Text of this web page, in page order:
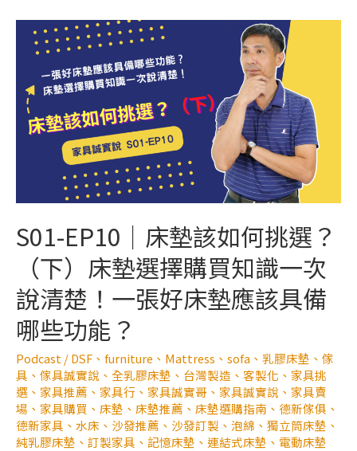
S01-EP10｜床墊該如何挑選？
（下）床墊選擇購買知識一次
說清楚！一張好床墊應該具備
哪些功能？
Podcast /DSF 、 furniture 、 Mattress 、 sofa 、 乳膠床墊 、 傢
具 、 傢具誠實說 、 全乳膠床墊 、 台灣製造 、 客製化 、 家具挑
選 、 家具推薦 、 家具行 、 家具誠實哥 、 家具誠實說 、 家具賣
場 、 家具購買 、 床墊 、 床墊推薦 、 床墊選購指南 、 德新傢俱 、
德新家具 、 水床 、 沙發推薦 、 沙發訂製 、 泡綿 、 獨立筒床墊 、
純乳膠床墊 、 訂製家具 、 記憶床墊 、 連結式床墊 、 電動床墊